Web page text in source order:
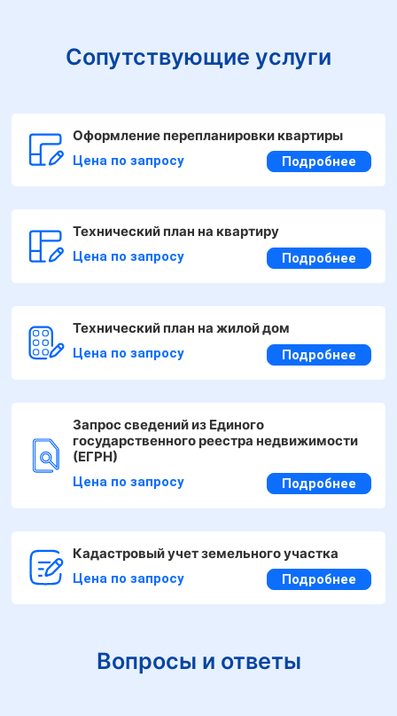
Сопутствующие услуги
Оформление перепланировки квартиры
Цена по запросу Подробнее
Технический план на квартиру
Цена по запросу Подробнее
Технический план на жилой дом
Цена по запросу Подробнее
Запрос сведений из Единого
государственного реестра недвижимости
(ЕГРН)
Цена по запросу Подробнее
Кадастровый учет земельного участка
Цена по запросу Подробнее
Вопросы и ответы